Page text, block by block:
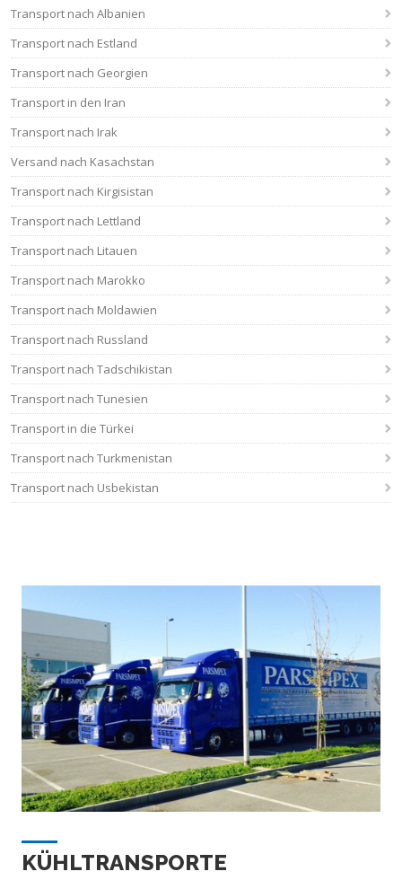
Transport nach Albanien
Transport nach Estland
Transport nach Georgien
Transport in den Iran
Transport nach Irak
Versand nach Kasachstan
Transport nach Kirgisistan
Transport nach Lettland
Transport nach Litauen
Transport nach Marokko
Transport nach Moldawien
Transport nach Russland
Transport nach Tadschikistan
Transport nach Tunesien
Transport in die Türkei
Transport nach Turkmenistan
Transport nach Usbekistan
KÜHLTRANSPORTE